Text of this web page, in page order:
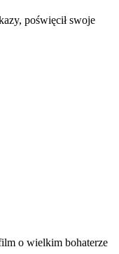
poświęcił swoje
o wielkim bohaterze